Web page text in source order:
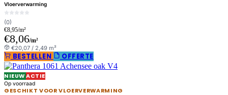
Vloerverwarming
(0)
€8,95/m²
€8,06/m²
€20,07 / 2,49 m²
BESTELLEN OFFERTE
NIEUWACTIE
Op voorraad
GESCHIKT VOOR VLOERVERWARMING